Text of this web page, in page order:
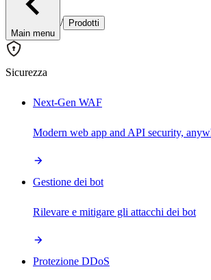
Main menu
/ Prodotti
Sicurezza
Next-Gen WAF
Modern web app and API security,
Gestione dei bot
Rilevare e mitigare gli attacchi dei bot
Protezione DDoS